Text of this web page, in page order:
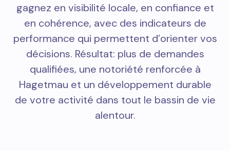
gagnez en visibilité locale, en confiance et
en cohérence, avec des indicateurs de
performance qui permettent d’orienter vos
décisions. Résultat: plus de demandes
qualifiées, une notoriété renforcée à
Hagetmau et un développement durable
de votre activité dans tout le bassin de vie
alentour.